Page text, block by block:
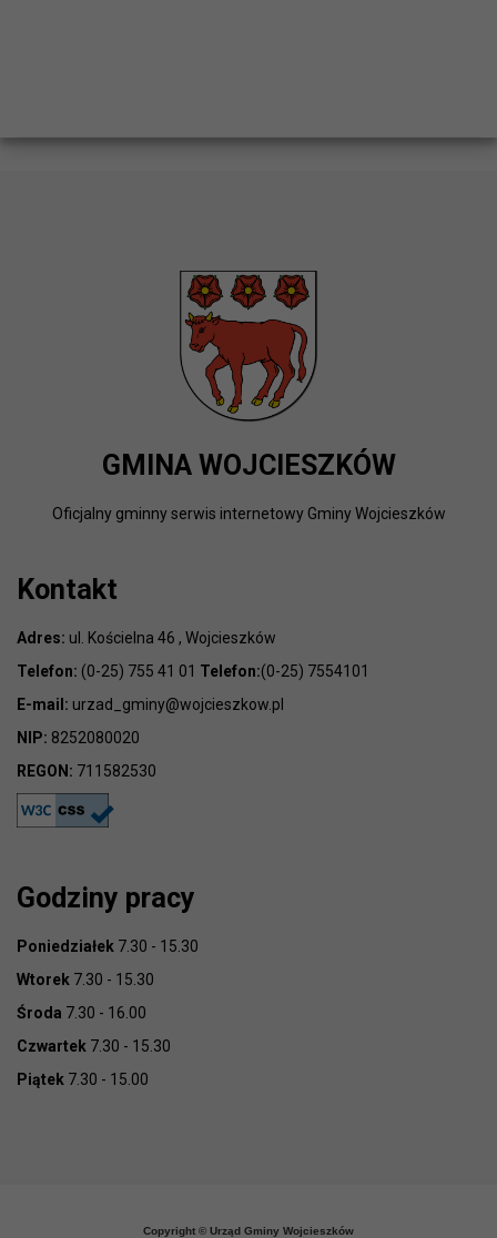
GMINA WOJCIESZKÓW
Oficjalny gminny serwis internetowy Gminy Wojcieszków
Kontakt
Adres: ul. Kościelna 46 , Wojcieszków
Telefon: (0-25) 755 41 01 Telefon:(0-25) 7554101
E-mail: urzad_gminy@wojcieszkow.pl
NIP: 8252080020
REGON: 711582530
Godziny pracy
Poniedziałek 7.30 - 15.30
Wtorek 7.30 - 15.30
Środa 7.30 - 16.00
Czwartek 7.30 - 15.30
Piątek 7.30 - 15.00
Copyright © Urząd Gminy Wojcieszków